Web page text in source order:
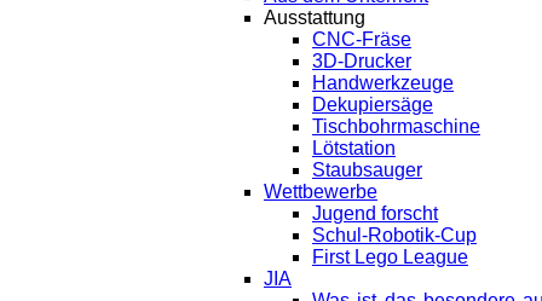
Ausstattung
CNC-Fräse
3D-Drucker
Handwerkzeuge
Dekupiersäge
Tischbohrmaschine
Lötstation
Staubsauger
Wettbewerbe
Jugend forscht
Schul-Robotik-Cup
First Lego League
JIA